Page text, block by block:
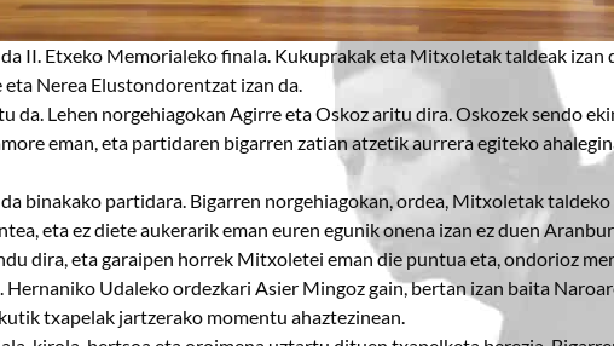
II. Etxeko Memorialeko finala. Kukuprakak eta Mitxoletak taldeak izan
Nerea Elustondorentzat izan da.
da. Lehen norgehiagokan Agirre eta Oskoz aritu dira. Oskozek sendo
eman, eta partidaren bigarren zatian atzetik aurrera egiteko
binakako partidara. Bigarren norgehiagokan, ordea, Mitxoletak
eta ez diete aukerarik eman euren egunik onena izan ez duen
dira, eta garaipen horrek Mitxoletei eman die puntua eta, ondorioz
Hernaniko Udaleko ordezkari Asier Mingoz gain, bertan izan baita
txapelak jartzerako momentu ahaztezinean.